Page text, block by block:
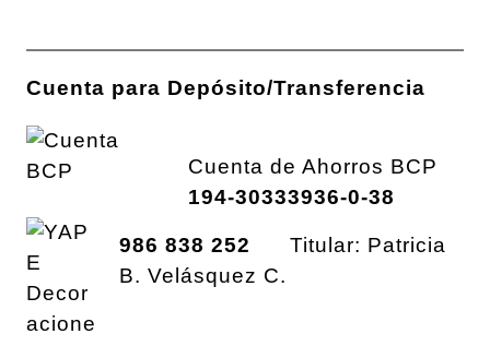
Cuenta para Depósito/Transferencia
Cuenta de Ahorros BCP
194-30333936-0-38
986 838 252 Titular: Patricia
B. Velásquez C.